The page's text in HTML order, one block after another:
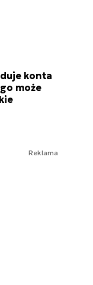
konta
może
Reklama